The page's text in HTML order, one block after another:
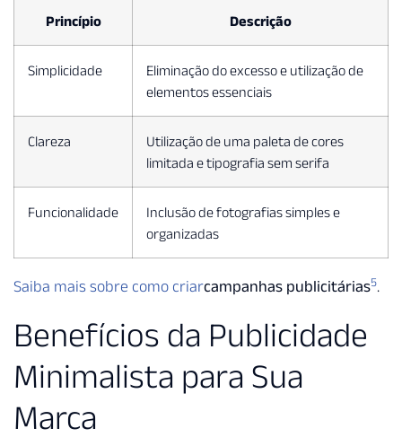
Princípio Descrição
Simplicidade
Eliminação do excesso e utilização de
elementos essenciais
Clareza
Utilização de uma paleta de cores
limitada e tipografia sem serifa
Funcionalidade
Inclusão de fotografias simples e
organizadas
Saiba mais sobre como criarcampanhas publicitárias5.
Benefícios da Publicidade
Minimalista para Sua
Marca